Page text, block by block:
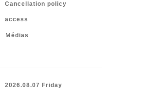
Cancellation policy
access
Ｍédias
2026.08.07 Friday